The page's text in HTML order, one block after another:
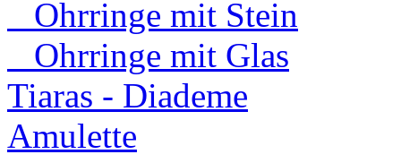
Ohrringe mit Stein
Ohrringe mit Glas
Tiaras - Diademe
Amulette